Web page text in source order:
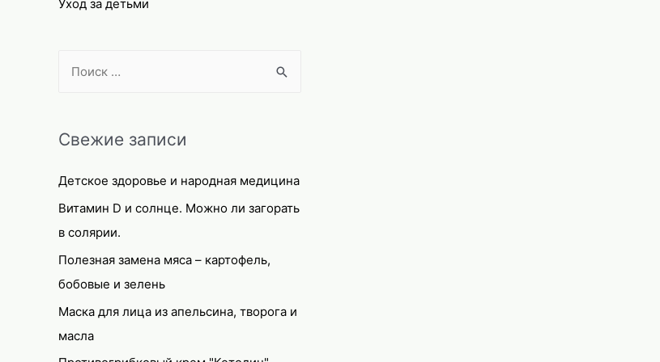
Уход за детьми
r
h
f
o
r
:
Свежие записи
Детское здоровье и народная медицина
Витамин D и солнце. Можно ли загорать
в солярии.
Полезная замена мяса – картофель,
бобовые и зелень
Маска для лица из апельсина, творога и
масла